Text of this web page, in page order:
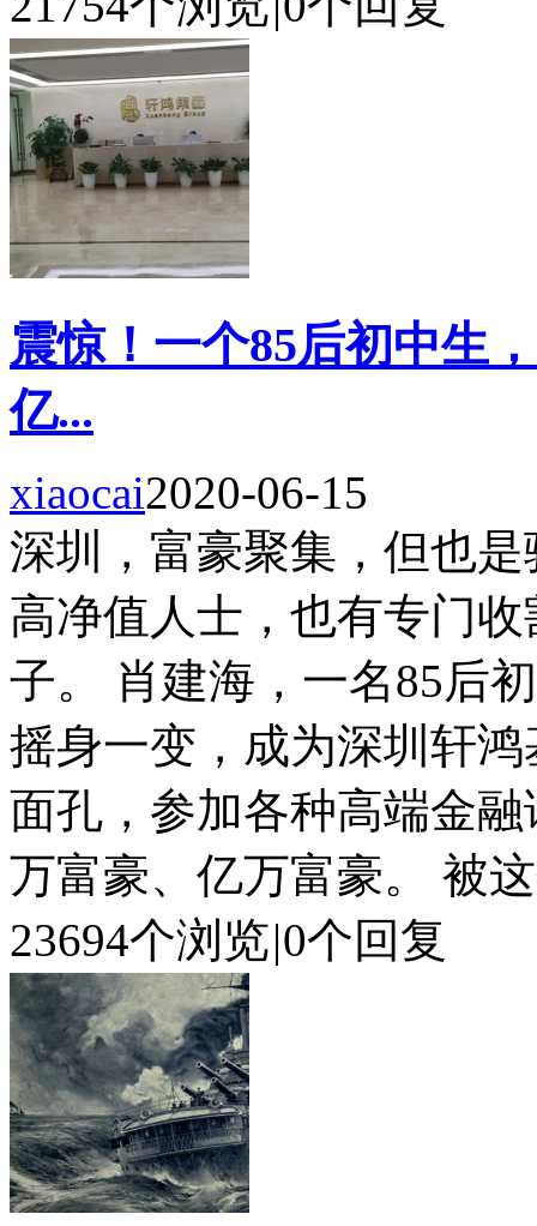
震惊！一个85后初中生
亿...
xiaocai2020-06-15
深圳，富豪聚集，但也
高净值人士，也有专门
子。 肖建海，一名85后
摇身一变，成为深圳轩
面孔，参加各种高端金
万富豪、亿万富豪。 被
23694个浏览|0个回复